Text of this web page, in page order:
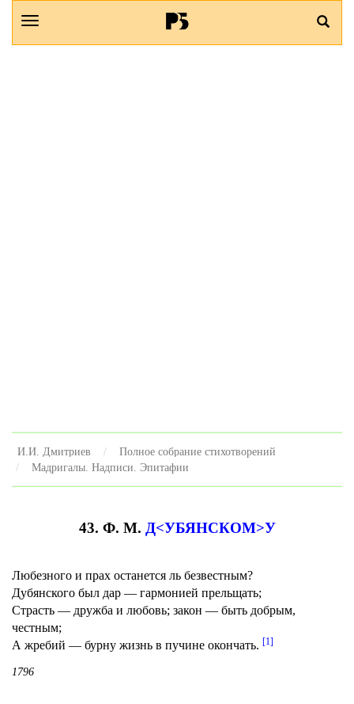
И.И. Дмитриев
Полное собрание стихотворений
Мадригалы. Надписи. Эпитафии
43. Ф. М. Д<УБЯНСКОМ>У
Любезного и прах останется ль безвестным?
Дубянского был дар — гармонией прельщать;
Страсть — дружба и любовь; закон — быть добрым,
честным;
А жребий — бурну жизнь в пучине окончать. [1]
1796